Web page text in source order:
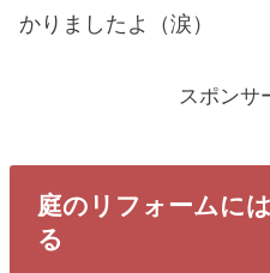
かりましたよ（涙）
スポンサ
庭のリフォームに
る